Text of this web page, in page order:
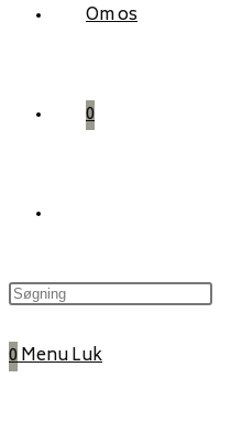
Om os
0
website
0MenuLuk